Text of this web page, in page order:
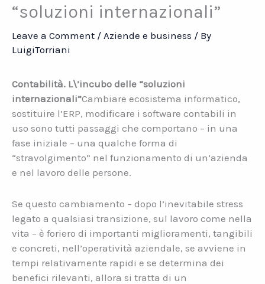
“soluzioni internazionali”
Leave a Comment / Aziende e business / By
LuigiTorriani
Contabilità. L\’incubo delle “soluzioni
internazionali”Cambiare ecosistema informatico,
sostituire l’ERP, modificare i software contabili in
uso sono tutti passaggi che comportano – in una
fase iniziale – una qualche forma di
“stravolgimento” nel funzionamento di un’azienda
e nel lavoro delle persone.
Se questo cambiamento – dopo l’inevitabile stress
legato a qualsiasi transizione, sul lavoro come nella
vita – è foriero di importanti miglioramenti, tangibili
e concreti, nell’operatività aziendale, se avviene in
tempi relativamente rapidi e se determina dei
benefici rilevanti, allora si tratta di un